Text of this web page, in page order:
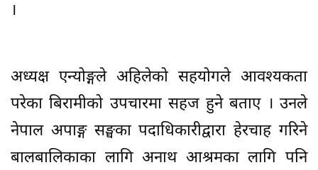
।
अध्यक्ष एन्योङ्गले अहिलेको सहयोगले आवश्यकता
परेका बिरामीको उपचारमा सहज हुने बताए । उनले
नेपाल अपाङ्ग सङ्घका पदाधिकारीद्वारा हेरचाह गरिने
बालबालिकाका लागि अनाथ आश्रमका लागि पनि